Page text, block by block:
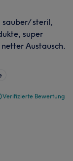
sauber/ steril,
super
Austausch.
Verifizierte Bewertung